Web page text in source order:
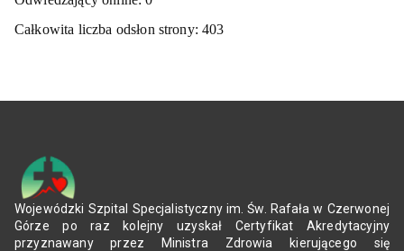
Całkowita liczba odsłon strony:403
Wojewódzki Szpital Specjalistyczny im. Św. Rafała w Czerwonej
Górze po raz kolejny uzyskał Certyfikat Akredytacyjny
przyznawany przez Ministra Zdrowia kierującego się